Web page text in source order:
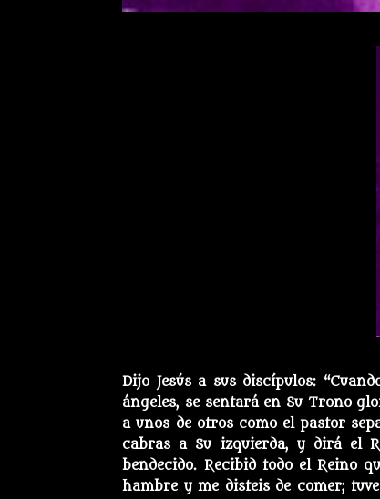
Dijo Jesús a sus discípulos:
ángeles, se sentará en Su Trono
a unos de otros como el pastor
cabras a Su izquierda, y dirá el
bendecido. Recibid todo el Reino
hambre y me disteis de comer;